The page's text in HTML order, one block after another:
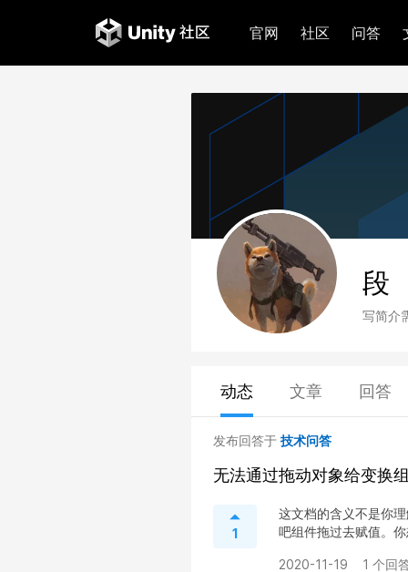
官网 社区 问答
段
写简介
动态 文章 回答
发布回答于 技术问答
无法通过拖动对象给变换
1
这文档的含义不是你
吧组件拖过去赋值。
2020-11-19 1 个回